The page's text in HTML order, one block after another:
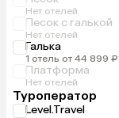
Нет отелей
Песок с галькой
Нет отелей
Галька
1 отель от 44 899 ₽
Платформа
Нет отелей
Туроператор
Level.Travel